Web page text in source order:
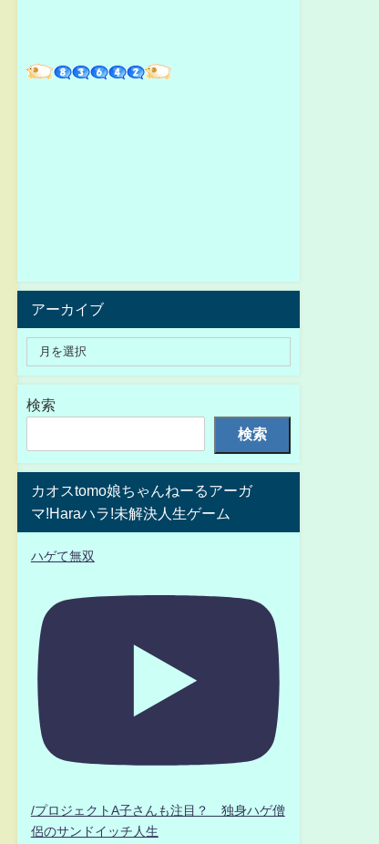
アーカイブ
検索
検索
カオスtomo娘ちゃんねーるアーガ
マ!Haraハラ!未解決人生ゲーム
ハゲて無双
/プロジェクトA子さんも注目？ 独身ハゲ僧
侶のサンドイッチ人生